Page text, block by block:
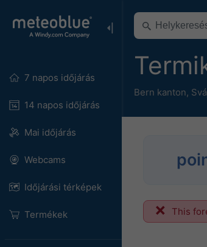
7 napos időjárás
14 napos időjárás
Mai időjárás
Webcams
Időjárási térképek
Termékek
Bern kanton,
This